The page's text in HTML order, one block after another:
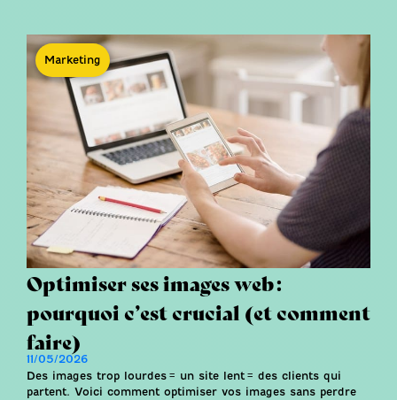
Marketing
Optimiser ses images web :
pourquoi c’est crucial (et comment
faire)
11/05/2026
Des images trop lourdes = un site lent = des clients qui
partent. Voici comment optimiser vos images sans perdre